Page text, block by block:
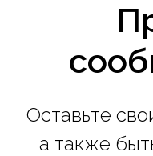
Оставьте
а также